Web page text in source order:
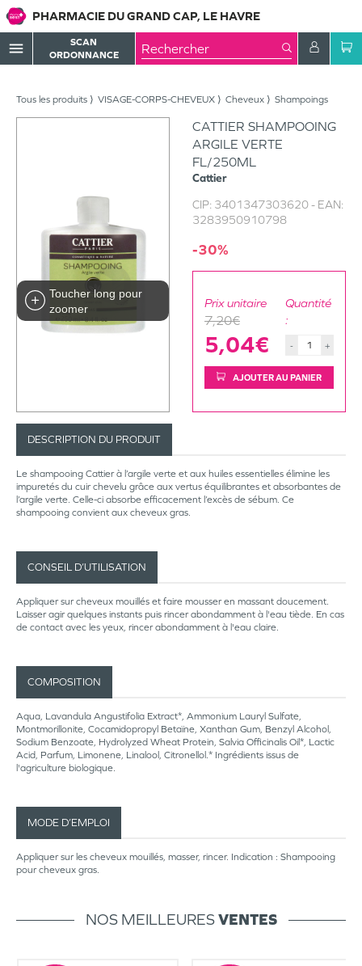
PHARMACIE DU GRAND CAP, LE HAVRE
menu
SCAN
ORDONNANCE
Tous les produits VISAGE-CORPS-CHEVEUX Cheveux Shampoings
Toucher long pour
zoomer
CATTIER SHAMPOOING
ARGILE VERTE
FL/250ML
Cattier
CIP: 3401347303620- EAN:
3283950910798
-30%
Prix unitaire
7,20€
5,04€
Quantité
:
- +
AJOUTER AU PANIER
DESCRIPTION DU PRODUIT
Le shampooing Cattier à l’argile verte et aux huiles essentielles élimine les
impuretés du cuir chevelu grâce aux vertus équilibrantes et absorbantes de
l’argile verte. Celle-ci absorbe efficacement l’excès de sébum. Ce
shampooing convient aux cheveux gras.
CONSEIL D’UTILISATION
Appliquer sur cheveux mouillés et faire mousser en massant doucement.
Laisser agir quelques instants puis rincer abondamment à l'eau tiède. En cas
de contact avec les yeux, rincer abondamment à l'eau claire.
COMPOSITION
Aqua, Lavandula Angustifolia Extract*, Ammonium Lauryl Sulfate,
Montmorillonite, Cocamidopropyl Betaïne, Xanthan Gum, Benzyl Alcohol,
Sodium Benzoate, Hydrolyzed Wheat Protein, Salvia Officinalis Oil*, Lactic
Acid, Parfum, Limonene, Linalool, Citronellol.* Ingrédients issus de
l'agriculture biologique.
MODE D’EMPLOI
Appliquer sur les cheveux mouillés, masser, rincer. Indication : Shampooing
pour cheveux gras.
NOS MEILLEURESVENTES